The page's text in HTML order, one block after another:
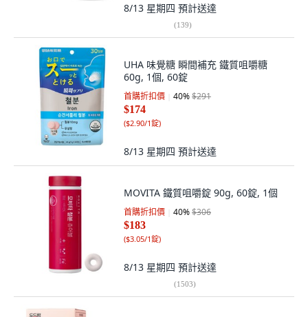
8/13 星期四 預計送達
(139)
UHA 味覺糖 瞬間補充 鐵質咀嚼糖
60g, 1個, 60錠
首購折扣價 40%$291
$174
($2.90/1錠)
8/13 星期四 預計送達
MOVITA 鐵質咀嚼錠 90g, 60錠, 1個
首購折扣價 40%$306
$183
($3.05/1錠)
8/13 星期四 預計送達
(1503)